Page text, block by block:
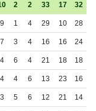
2 2 33 17 32
9 1 4 29 10 28
7 3 4 16 16 24
4 6 4 21 18 18
4 4 6 13 23 16
3 5 6 12 21 14